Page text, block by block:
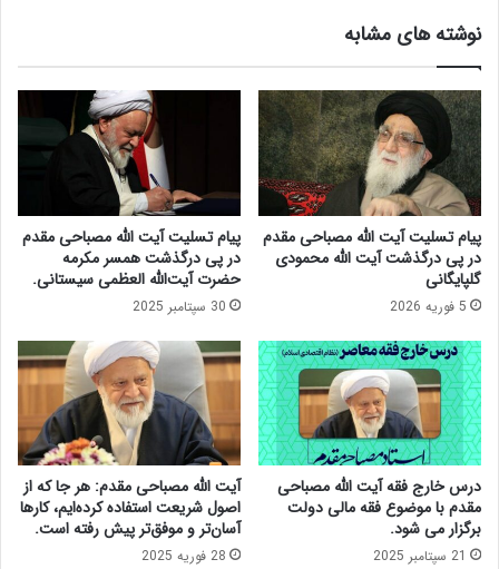
م
ر
گ
ذ
ش
ت
و
ا
ل
د
ه
د
ک
ت
ر
ع
ل
ی
ن
ی
ک
ق
:
م
ه
ل
ت
پ
ر
د
خ
ت
س
و
د
م
ج
ا
م
ع
ب
نوشته های مشابه
پیام تسلیت آیت الله مصباحی مقدم
در پی درگذشت آیت الله محمودی
گلپایگانی
5 فوریه 2026
پیام تسلیت آیت الله مصباحی مقدم
در پی درگذشت همسر مکرمه
حضرت آیت‌الله العظمی سیستانی.
30 سپتامبر 2025
درس خارج فقه آیت الله مصباحی
مقدم با موضوع فقه مالی دولت
برگزار می شود.
21 سپتامبر 2025
آیت الله مصباحی مقدم: هر جا که از
اصول شریعت استفاده کرده‌ایم، کارها
آسان‌تر و موفق‌تر پیش رفته است.
28 فوریه 2025